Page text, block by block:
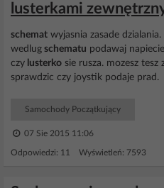
lusterkami
schemat wyjasnia zasade
wedlug schematu podawaj
czy lusterko sie rusza. mozesz
sprawdzic czy joystik podaje prad.
Samochody Początkujący
07 Sie 2015 11:06
Odpowiedzi: 11 Wyświetleń: 7593